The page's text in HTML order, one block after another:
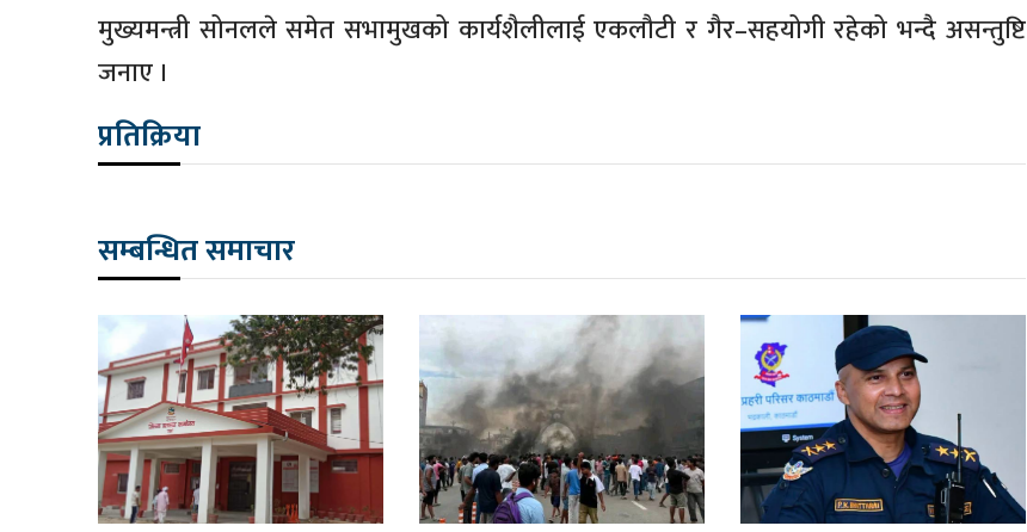
मुख्यमन्त्री सोनलले समेत सभामुखको कार्यशैलीलाई एकलौटी र गैर–सहयोगी रहेको भन्दै असन्तुष्टि
जनाए ।
प्रतिक्रिया
सम्बन्धित समाचार